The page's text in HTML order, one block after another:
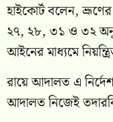
হাইকোর্ট বলেন,
২৭, ২৮, ৩১ ও ৩২
আইনের মাধ্যমে
রায়ে আদালত এ
আদালত নিজেই